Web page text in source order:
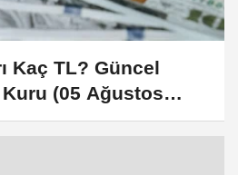
Kaç TL? Güncel
(05 Ağustos